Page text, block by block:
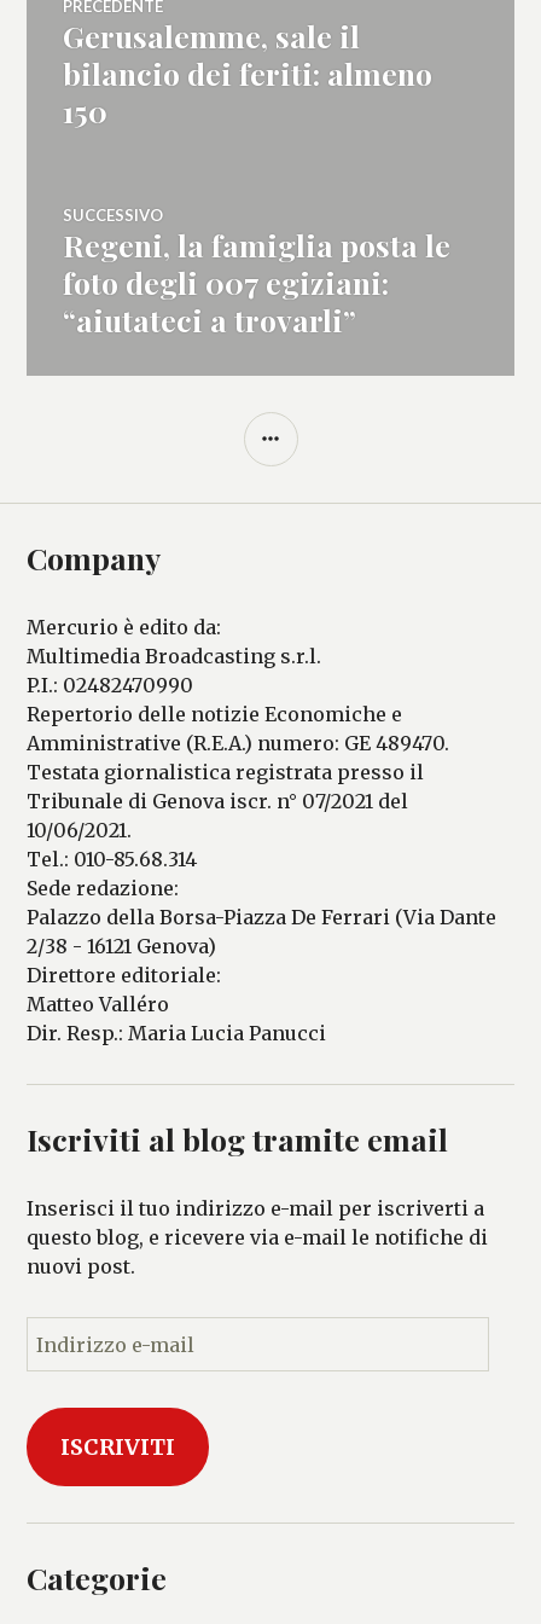
articoli
PRECEDENTE
Articolo
precedente:
Gerusalemme, sale il
bilancio dei feriti: almeno
150
SUCCESSIVO
Articolo
successivo:
Regeni, la famiglia posta le
foto degli 007 egiziani:
“aiutateci a trovarli”
BARRA
Company
Mercurio è edito da:
Multimedia Broadcasting s.r.l.
P.I.: 02482470990
Repertorio delle notizie Economiche e
Amministrative (R.E.A.) numero: GE 489470.
Testata giornalistica registrata presso il
Tribunale di Genova iscr. n° 07/2021 del
10/06/2021.
Tel.: 010-85.68.314
Sede redazione:
Palazzo della Borsa-Piazza De Ferrari (Via Dante
2/38 - 16121 Genova)
Direttore editoriale:
Matteo Valléro
Dir. Resp.: Maria Lucia Panucci
Iscriviti al blog tramite email
Inserisci il tuo indirizzo e-mail per iscriverti a
questo blog, e ricevere via e-mail le notifiche di
nuovi post.
n
i
r
i
e
ISCRIVITI
Categorie